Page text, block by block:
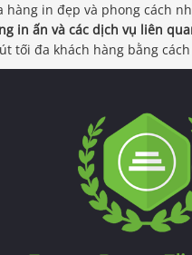
hàng in đẹp và phong cách
in ấn và các dịch vụ liên
tối đa khách hàng bằng